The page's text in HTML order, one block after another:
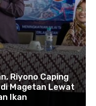
Riyono Caping
Magetan Lewat
Ikan